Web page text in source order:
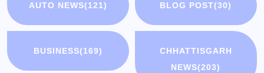
AUTO NEWS(121) BLOG POST(30)
BUSINESS(169)
CHHATTISGARH
NEWS(203)